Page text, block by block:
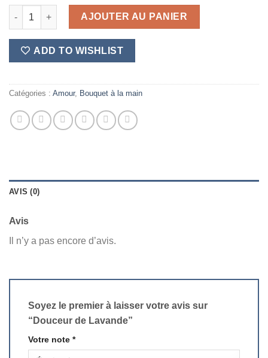
quantité de Douceur de Lavande
AJOUTER AU PANIER
ADD TO WISHLIST
Catégories : Amour, Bouquet à la main
AVIS (0)
Avis
Il n’y a pas encore d’avis.
Soyez le premier à laisser votre avis sur
“Douceur de Lavande”
Votre note *